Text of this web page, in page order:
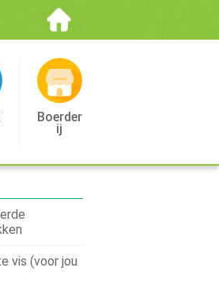
Boerder
Ij
vis (voor jou